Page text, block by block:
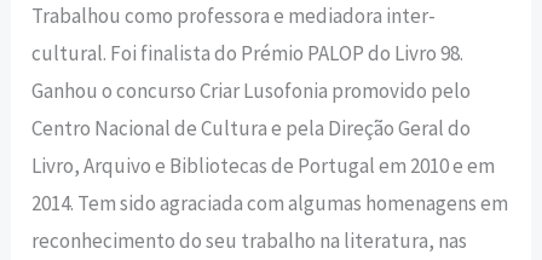
Trabalhou como professora e mediadora inter-
cultural. Foi finalista do Prémio PALOP do Livro 98.
Ganhou o concurso Criar Lusofonia promovido pelo
Centro Nacional de Cultura e pela Direção Geral do
Livro, Arquivo e Bibliotecas de Portugal em 2010 e em
2014. Tem sido agraciada com algumas homenagens em
reconhecimento do seu trabalho na literatura, nas